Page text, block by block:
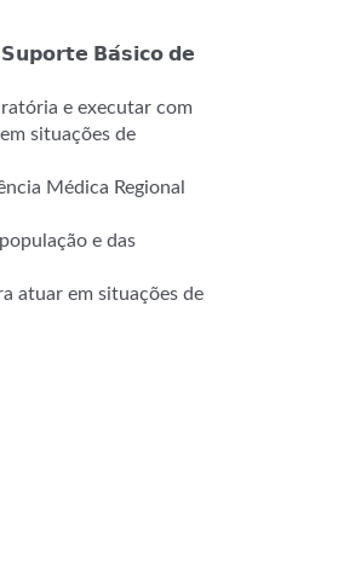
𝗦𝘂𝗽𝗼𝗿𝘁𝗲 𝗕𝗮́𝘀𝗶𝗰𝗼 𝗱𝗲
e executar com
situações de
Médica Regional
e das
atuar em situações de